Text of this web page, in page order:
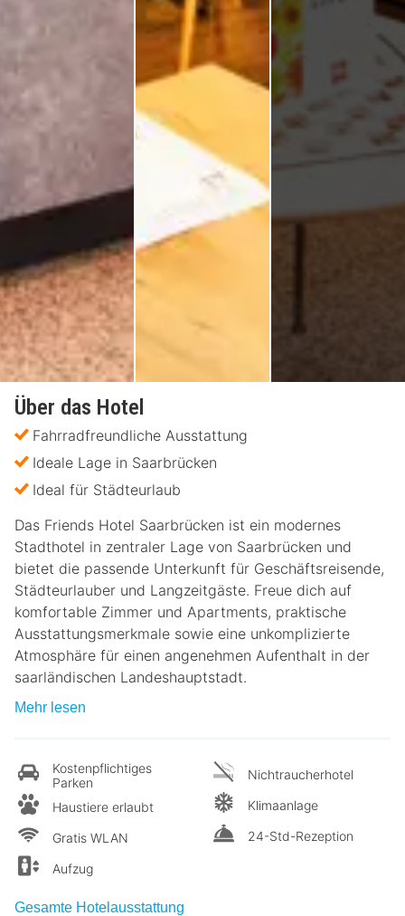
Über das Hotel
Fahrradfreundliche Ausstattung
Ideale Lage in Saarbrücken
Ideal für Städteurlaub
Das Friends Hotel Saarbrücken ist ein modernes
Stadthotel in zentraler Lage von Saarbrücken und
bietet die passende Unterkunft für Geschäftsreisende,
Städteurlauber und Langzeitgäste. Freue dich auf
komfortable Zimmer und Apartments, praktische
Ausstattungsmerkmale sowie eine unkomplizierte
Atmosphäre für einen angenehmen Aufenthalt in der
saarländischen Landeshauptstadt.
Mehr lesen
Kostenpflichtiges
Parken
Haustiere erlaubt
Gratis WLAN
Aufzug
Nichtraucherhotel
Klimaanlage
24-Std-Rezeption
Gesamte Hotelausstattung